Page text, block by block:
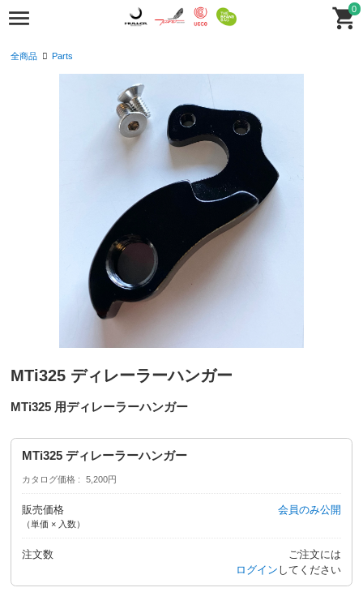
0
全商品 Parts
MTi325 ディレーラーハンガー
MTi325 用ディレーラーハンガー
MTi325 ディレーラーハンガー
カタログ価格 5,200円
販売価格
（単価 × 入数）
会員のみ公開
注文数
ご注文には
ログイン してください